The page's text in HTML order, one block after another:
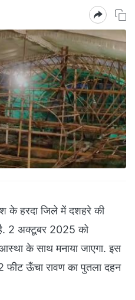
के हरदा जिले में दशहरे की
2 अक्टूबर 2025 को
के साथ मनाया जाएगा. इस
फीट ऊँचा रावण का पुतला दहन